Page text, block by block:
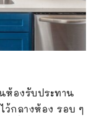
ห้องรับประทาน
ว้กลางห้อง รอบ ๆ